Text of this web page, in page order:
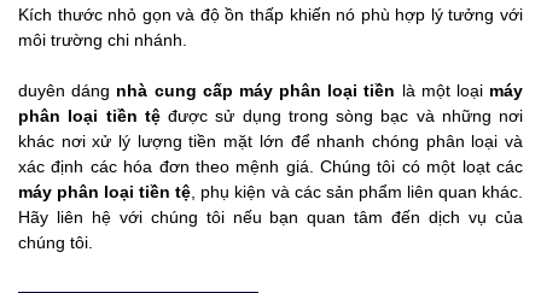
Kích thước nhỏ gọn và độ ồn thấp khiến nó phù hợp lý tưởng với
môi trường chi nhánh.
duyên dáng nhà cung cấp máy phân loại tiền là một loại máy
phân loại tiền tệđược sử dụng trong sòng bạc và những nơi
khác nơi xử lý lượng tiền mặt lớn để nhanh chóng phân loại và
xác định các hóa đơn theo mệnh giá. Chúng tôi có một loạt các
máy phân loại tiền tệ , phụ kiện và các sản phẩm liên quan khác.
Hãy liên hệ với chúng tôi nếu bạn quan tâm đến dịch vụ của
chúng tôi.